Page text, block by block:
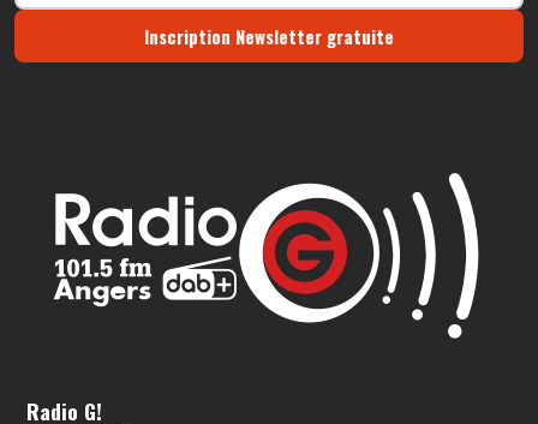
Inscription Newsletter gratuite
Radio G!